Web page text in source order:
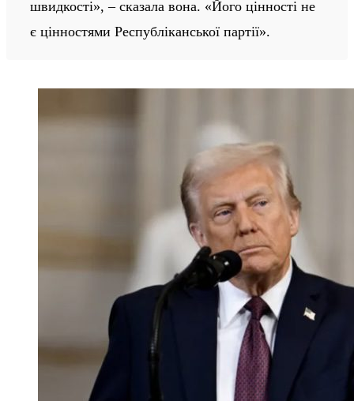
швидкості», – сказала вона. «Його цінності не
є цінностями Республіканської партії».